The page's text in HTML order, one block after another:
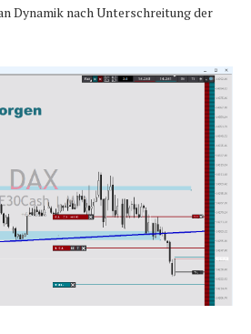
Dynamik nach Unterschreitung der